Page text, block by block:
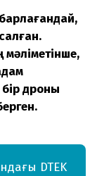
мәліметінше,
дроны
DTEK